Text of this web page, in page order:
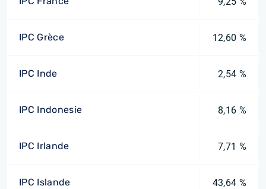
IPC Grèce 12,60 %
IPC Inde 2,54 %
IPC Indonesie 8,16 %
IPC Irlande 7,71 %
IPC Islande 43,64 %